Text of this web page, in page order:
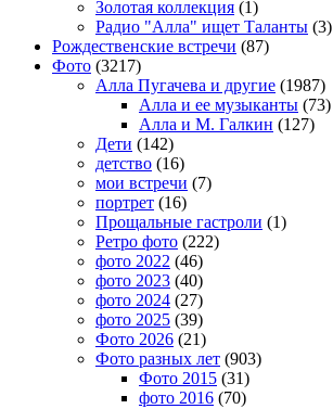
Золотая коллекция (1)
Радио "Алла" ищет Таланты (3)
Рождественские встречи (87)
Фото (3217)
Алла Пугачева и другие (1987)
Алла и ее музыканты (73)
Алла и М. Галкин (127)
Дети (142)
детство (16)
мои встречи (7)
портрет (16)
Прощальные гастроли (1)
Ретро фото (222)
фото 2022 (46)
фото 2023 (40)
фото 2024 (27)
фото 2025 (39)
Фото 2026 (21)
Фото разных лет (903)
Фото 2015 (31)
фото 2016 (70)